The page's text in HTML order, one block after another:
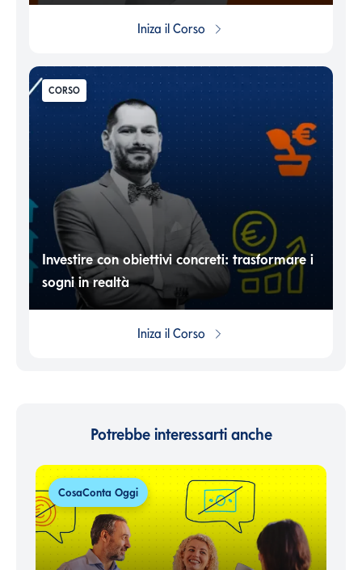
Iniza il Corso
CORSO
Investire con obiettivi concreti: trasformare i
sogni in realtà
Iniza il Corso
Potrebbe interessarti anche
CosaConta Oggi